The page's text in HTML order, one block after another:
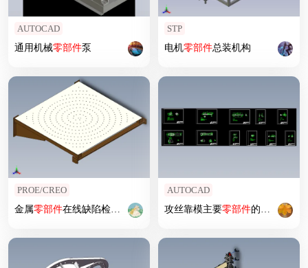
AUTOCAD
通用机械零部件泵
STP
电机零部件总装机构
PROE/CREO
金属零部件在线缺陷检测机
AUTOCAD
攻丝靠模主要零部件的数控加工